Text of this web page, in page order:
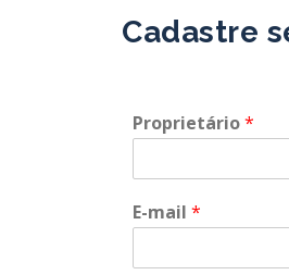
Cadastre
Proprietário*
E-mail *